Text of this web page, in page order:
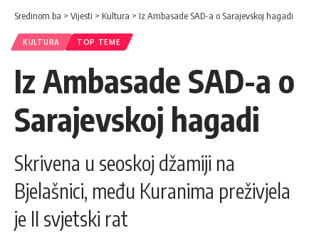
Sredinom.ba > Vijesti > Kultura > Iz Ambasade SAD-a o Sarajevskoj hagadi
KULTURA TOP TEME
Iz Ambasade SAD-a o
Sarajevskoj hagadi
Skrivena u seoskoj džamiji na
Bjelašnici, među Kuranima preživjela
je II svjetski rat